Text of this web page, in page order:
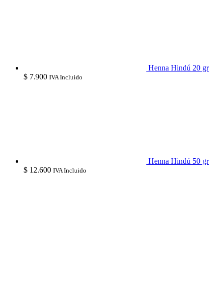
Henna Hindú 20 gr
$ 7.900 IVA Incluido
Henna Hindú 50 gr
$ 12.600 IVA Incluido